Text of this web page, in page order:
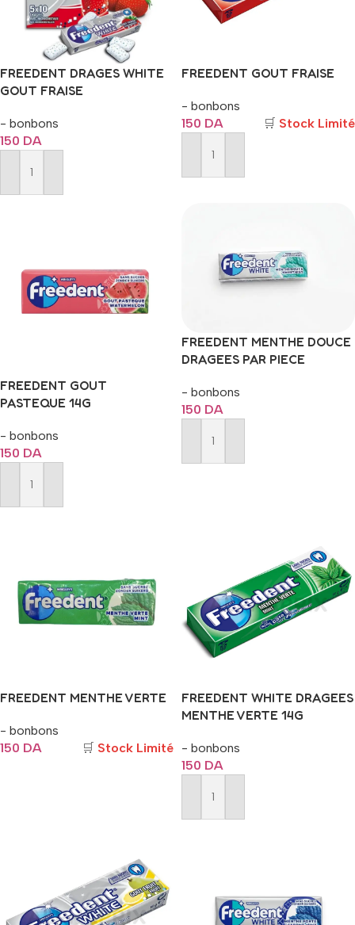
FREEDENT DRAGES WHITE
GOUT FRAISE
- bonbons
150 DA
Ajouter Au Panier
FREEDENT GOUT FRAISE
- bonbons
150 DA 🛒 Stock Limité
Ajouter Au Panier
FREEDENT GOUT
PASTEQUE 14G
- bonbons
150 DA
Ajouter Au Panier
FREEDENT MENTHE DOUCE
DRAGEES PAR PIECE
- bonbons
150 DA
Ajouter Au Panier
FREEDENT MENTHE VERTE
- bonbons
150 DA 🛒 Stock Limité
FREEDENT WHITE DRAGEES
MENTHE VERTE 14G
- bonbons
150 DA
Ajouter Au Panier